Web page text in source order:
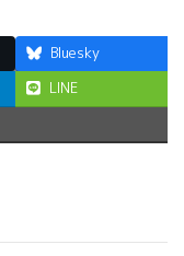
Bluesky
LINE